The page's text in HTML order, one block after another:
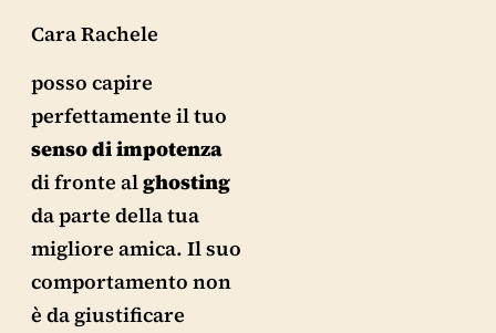
Cara Rachele
posso capire
perfettamente il tuo
sensodiimpotenza
di fronte alghosting
da parte della tua
migliore amica. Il suo
comportamento non
è da giustificare